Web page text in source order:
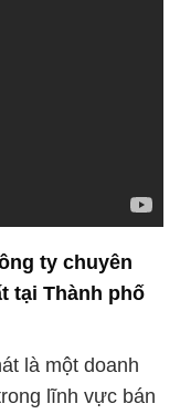
ty chuyên
tại Thành phố
là một doanh
lĩnh vực bán